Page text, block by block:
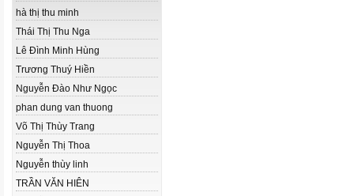
hà thị thu minh
Thái Thị Thu Nga
Lê Đình Minh Hùng
Trương Thuý Hiền
Nguyễn Đào Như Ngọc
phan dung van thuong
Võ Thị Thùy Trang
Nguyễn Thị Thoa
Nguyễn thùy linh
TRẦN VĂN HIÊN